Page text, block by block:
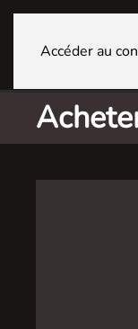
Accéder au